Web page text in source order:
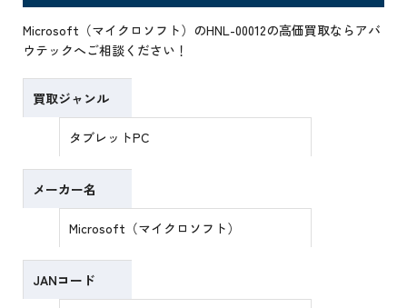
Microsoft（マイクロソフト）のHNL-00012の高価買取ならアバ
ウテックへご相談ください！
買取ジャンル
タブレットPC
メーカー名
Microsoft（マイクロソフト）
JANコード